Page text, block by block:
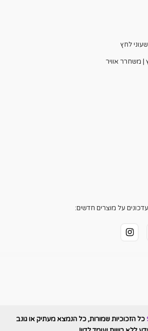
לחץ
משחרר אוויר
על מוצרים חדשים:
כל הזכוכיות שמורות, כל הנמצא מעתיק או גונב